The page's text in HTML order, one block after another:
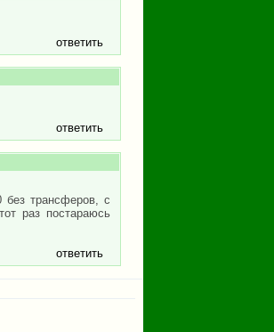
ответить
ответить
трансферов, с
раз постараюсь
ответить